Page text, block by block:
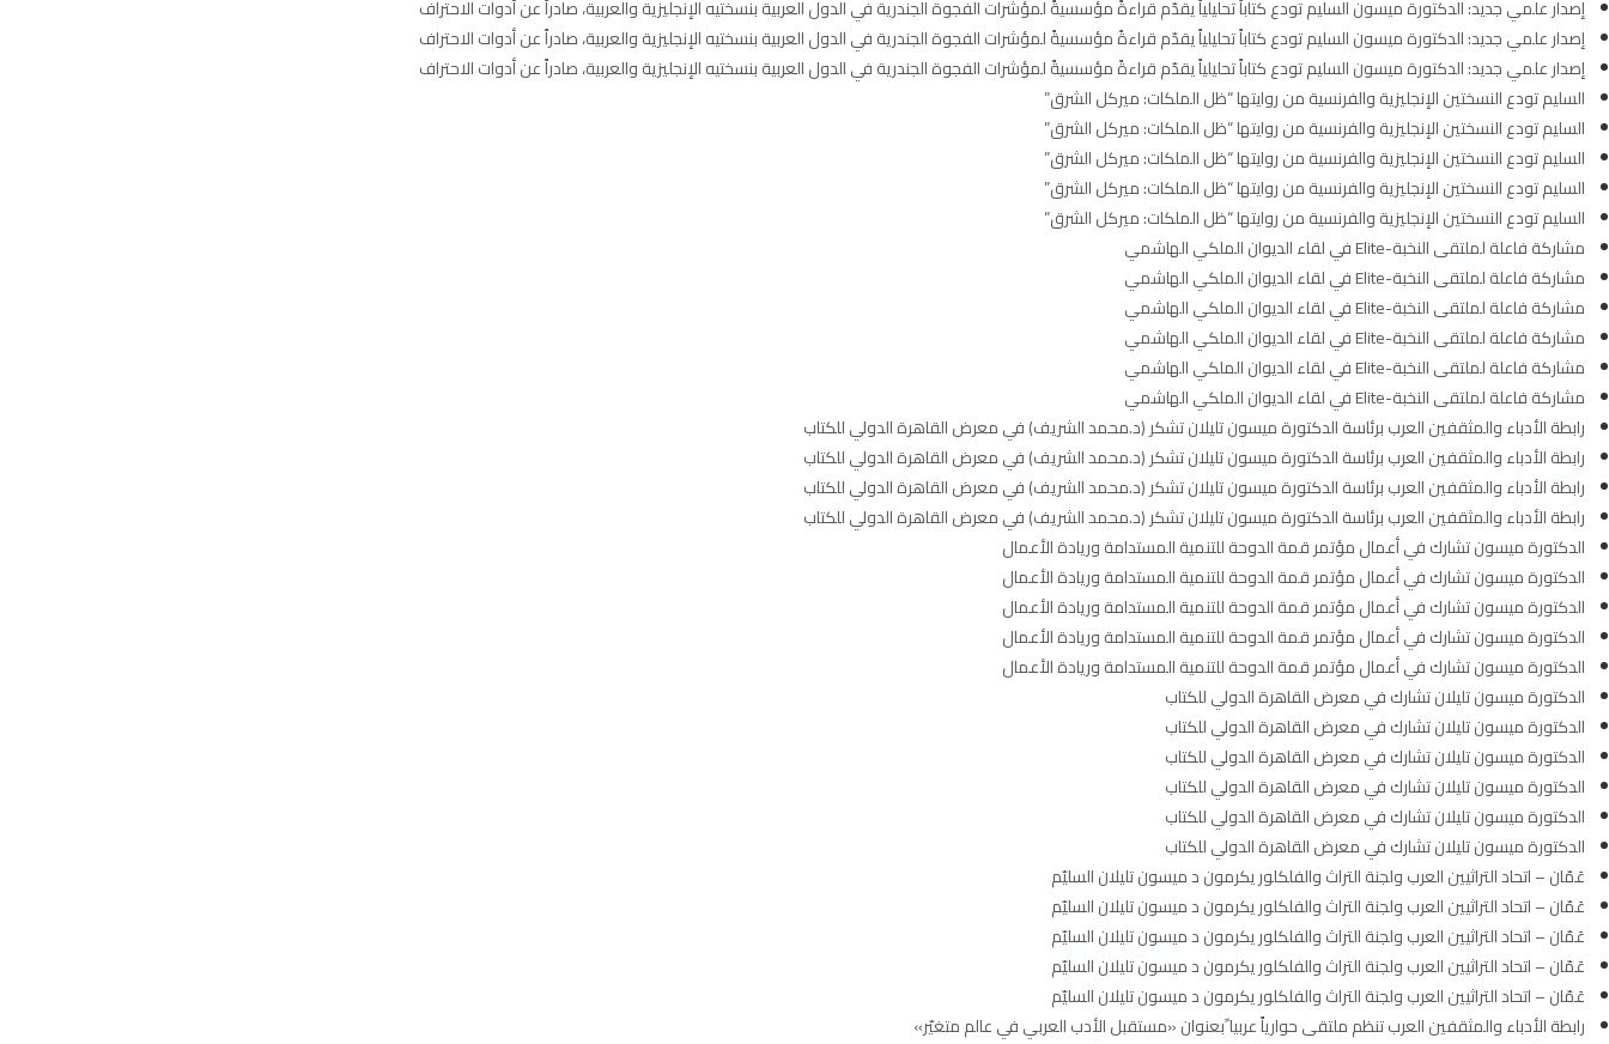
إصدار علمي جديد: الدكتورة ميسون السليم تودع كتاباً تحليلياً يقدّم قراءةً مؤسسيةً لمؤشرات الفجوة الجندرية في الدول العربية بنسختيه الإنجليزية والعربية، صادراً عن أدوات الاحتراف
إصدار علمي جديد: الدكتورة ميسون السليم تودع كتاباً تحليلياً يقدّم قراءةً مؤسسيةً لمؤشرات الفجوة الجندرية في الدول العربية بنسختيه الإنجليزية والعربية، صادراً عن أدوات الاحتراف
إصدار علمي جديد: الدكتورة ميسون السليم تودع كتاباً تحليلياً يقدّم قراءةً مؤسسيةً لمؤشرات الفجوة الجندرية في الدول العربية بنسختيه الإنجليزية والعربية، صادراً عن أدوات الاحتراف
السليم تودع النسختين الإنجليزية والفرنسية من روايتها “ظل الملكات: ميركل الشرق”
السليم تودع النسختين الإنجليزية والفرنسية من روايتها “ظل الملكات: ميركل الشرق”
السليم تودع النسختين الإنجليزية والفرنسية من روايتها “ظل الملكات: ميركل الشرق”
السليم تودع النسختين الإنجليزية والفرنسية من روايتها “ظل الملكات: ميركل الشرق”
السليم تودع النسختين الإنجليزية والفرنسية من روايتها “ظل الملكات: ميركل الشرق”
مشاركة فاعلة لملتقى النخبة-Elite في لقاء الديوان الملكي الهاشمي
مشاركة فاعلة لملتقى النخبة-Elite في لقاء الديوان الملكي الهاشمي
مشاركة فاعلة لملتقى النخبة-Elite في لقاء الديوان الملكي الهاشمي
مشاركة فاعلة لملتقى النخبة-Elite في لقاء الديوان الملكي الهاشمي
مشاركة فاعلة لملتقى النخبة-Elite في لقاء الديوان الملكي الهاشمي
مشاركة فاعلة لملتقى النخبة-Elite في لقاء الديوان الملكي الهاشمي
رابطة الأدباء والمثقفين العرب برئاسة الدكتورة ميسون تليلان تشكر (د.محمد الشريف) في معرض القاهرة الدولي للكتاب
رابطة الأدباء والمثقفين العرب برئاسة الدكتورة ميسون تليلان تشكر (د.محمد الشريف) في معرض القاهرة الدولي للكتاب
رابطة الأدباء والمثقفين العرب برئاسة الدكتورة ميسون تليلان تشكر (د.محمد الشريف) في معرض القاهرة الدولي للكتاب
رابطة الأدباء والمثقفين العرب برئاسة الدكتورة ميسون تليلان تشكر (د.محمد الشريف) في معرض القاهرة الدولي للكتاب
الدكتورة ميسون تشارك في أعمال مؤتمر قمة الدوحة للتنمية المستدامة وريادة الأعمال
الدكتورة ميسون تشارك في أعمال مؤتمر قمة الدوحة للتنمية المستدامة وريادة الأعمال
الدكتورة ميسون تشارك في أعمال مؤتمر قمة الدوحة للتنمية المستدامة وريادة الأعمال
الدكتورة ميسون تشارك في أعمال مؤتمر قمة الدوحة للتنمية المستدامة وريادة الأعمال
الدكتورة ميسون تشارك في أعمال مؤتمر قمة الدوحة للتنمية المستدامة وريادة الأعمال
الدكتورة ميسون تليلان تشارك في معرض القاهرة الدولي للكتاب
الدكتورة ميسون تليلان تشارك في معرض القاهرة الدولي للكتاب
الدكتورة ميسون تليلان تشارك في معرض القاهرة الدولي للكتاب
الدكتورة ميسون تليلان تشارك في معرض القاهرة الدولي للكتاب
الدكتورة ميسون تليلان تشارك في معرض القاهرة الدولي للكتاب
الدكتورة ميسون تليلان تشارك في معرض القاهرة الدولي للكتاب
عَمّان – اتحاد التراثيين العرب ولجنة التراث والفلكلور يكرمون د ميسون تليلان السليّم
عَمّان – اتحاد التراثيين العرب ولجنة التراث والفلكلور يكرمون د ميسون تليلان السليّم
عَمّان – اتحاد التراثيين العرب ولجنة التراث والفلكلور يكرمون د ميسون تليلان السليّم
عَمّان – اتحاد التراثيين العرب ولجنة التراث والفلكلور يكرمون د ميسون تليلان السليّم
عَمّان – اتحاد التراثيين العرب ولجنة التراث والفلكلور يكرمون د ميسون تليلان السليّم
رابطة الأدباء والمثقفين العرب تنظم ملتقى حوارياً عربيا ًبعنوان «مستقبل الأدب العربي في عالم متغيّر»